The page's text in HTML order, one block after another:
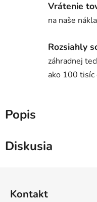
Vrátenie
na naše
Rozsiahly
záhradnej
ako 100 tisíc
Popis
Diskusia
Kontakt